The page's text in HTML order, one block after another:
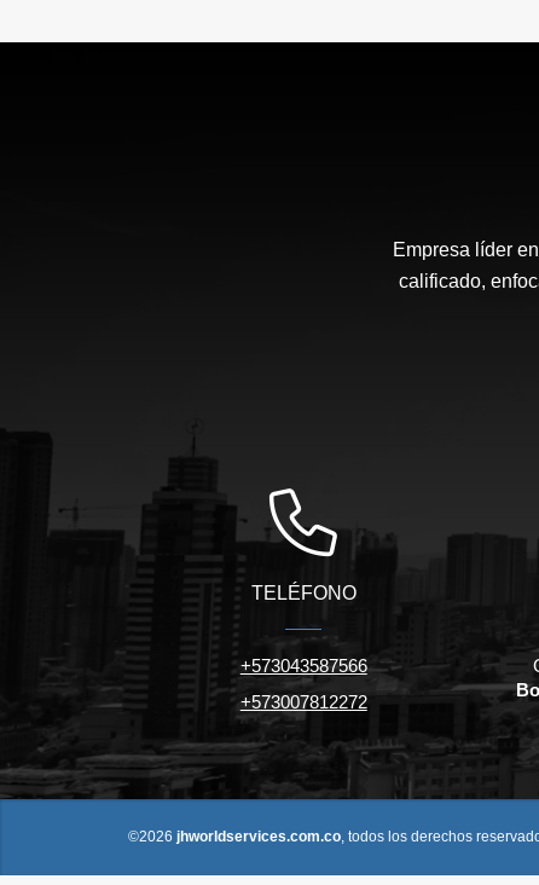
Empresa líder
calificado,
TELÉFONO
+573043587566
+573007812272
©2026 jhworldservices.com.co, todos los derechos